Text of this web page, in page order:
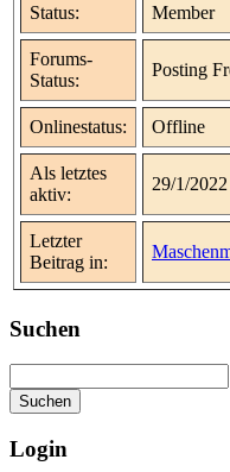
Status: Member
Forums-
Status:
Posting
Onlinestatus: Offline
Als letztes
aktiv:
29/1/
Letzter
Beitrag in:
Suchen
Login